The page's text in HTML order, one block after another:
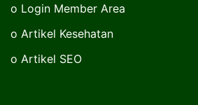
o Login Member Area
o Artikel Kesehatan
o Artikel SEO